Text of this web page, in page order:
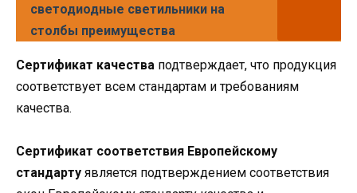
светодиодные светильники на
столбы преимущества
Сертификат качества подтверждает, что продукция
соответствует всем стандартам и требованиям
качества.
Сертификат соответствия Европейскому
стандарту является подтверждением соответствия